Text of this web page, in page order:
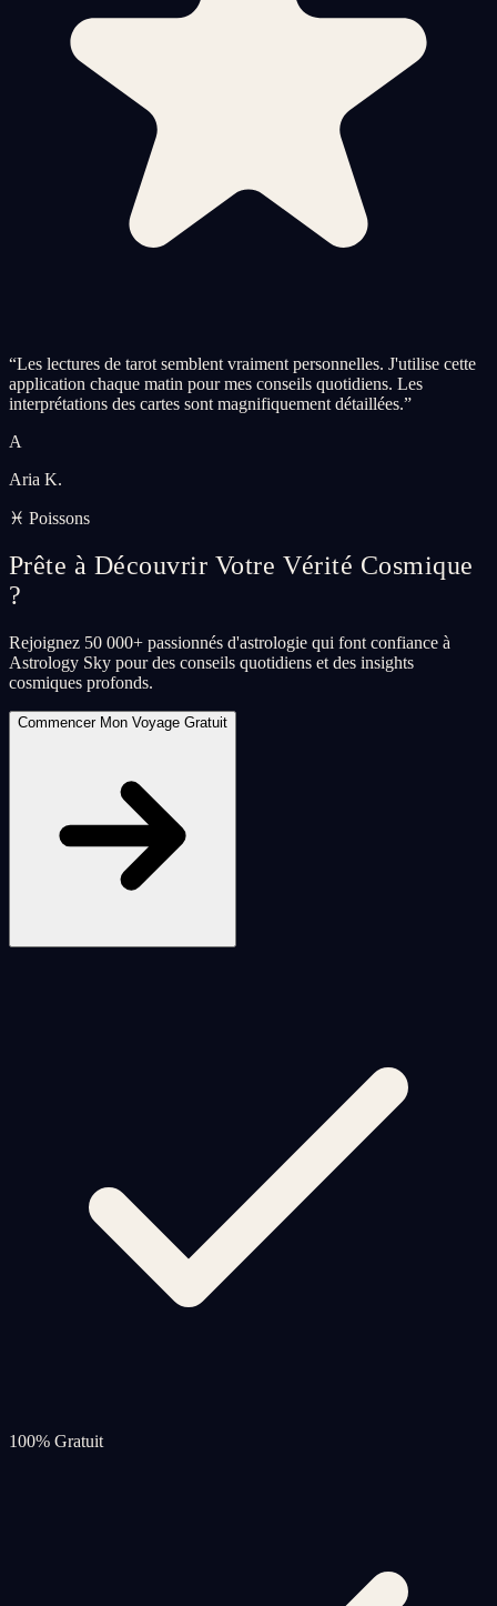
“Les lectures de tarot semblent vraiment personnelles. J'utilise cette
application chaque matin pour mes conseils quotidiens. Les
interprétations des cartes sont magnifiquement détaillées.”
A
Aria K.
♓ Poissons
Prête à Découvrir Votre Vérité Cosmique
?
Rejoignez 50 000+ passionnés d'astrologie qui font confiance à
Astrology Sky pour des conseils quotidiens et des insights
cosmiques profonds.
Commencer Mon Voyage Gratuit
100% Gratuit